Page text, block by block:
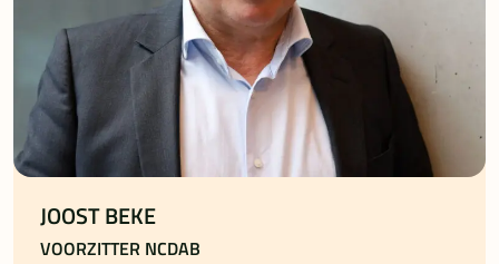
JOOST BEKE
VOORZITTER NCDAB